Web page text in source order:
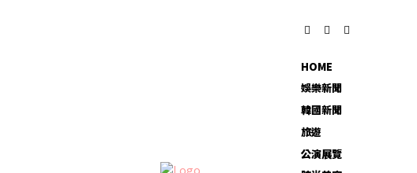
HOME
娛樂新聞
韓國新聞
旅遊
公演展覽